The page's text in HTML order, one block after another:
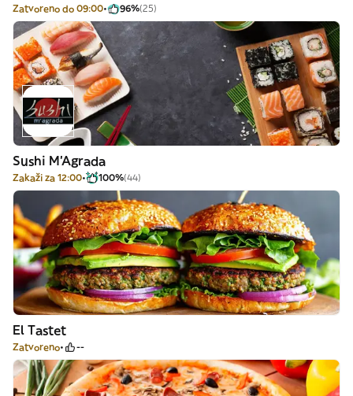
Zatvoreno do 09:00 96%(25)
Sushi M'Agrada
Zakaži za 12:00 100%(44)
El Tastet
Zatvoreno --